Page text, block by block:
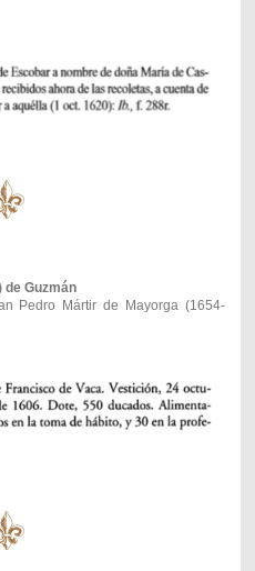
de Guzmán
Pedro Mártir de Mayorga (1654-